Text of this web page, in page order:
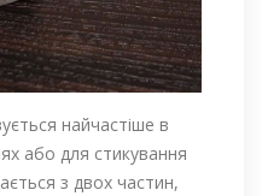
найчастіше в
або для стикування
з двох частин,